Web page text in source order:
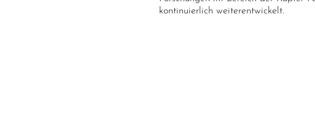
kontinuierlich weiterentwickelt.